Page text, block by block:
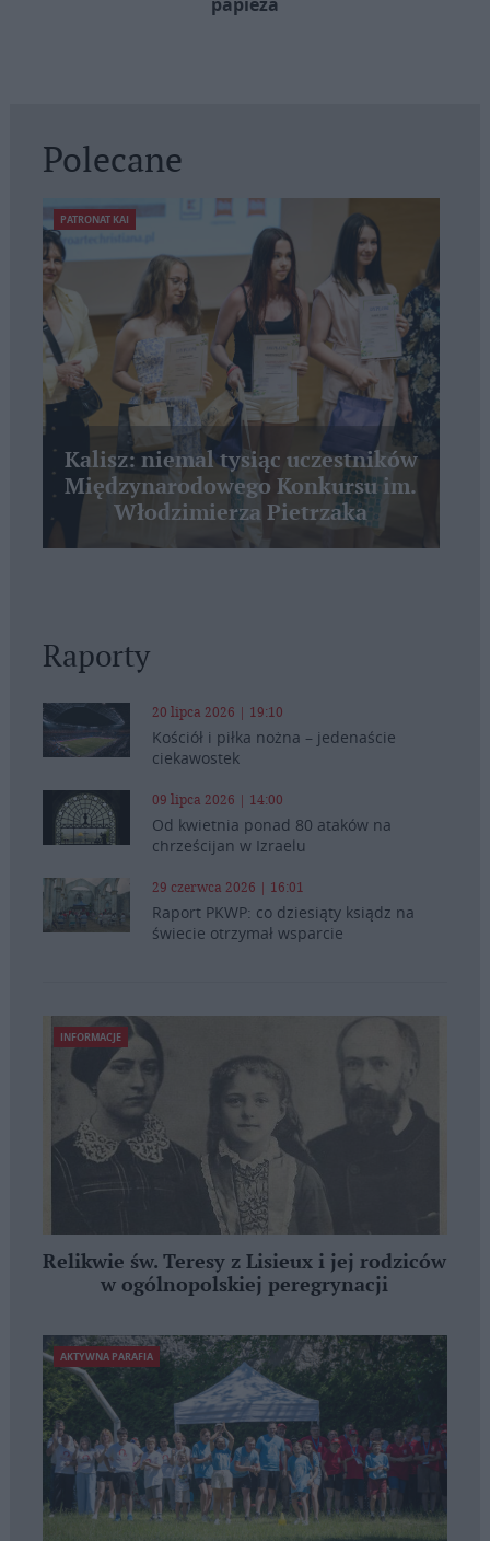
Polecane
PATRONAT KAI
Kalisz: niemal tysiąc uczestników
Międzynarodowego Konkursu im.
Włodzimierza Pietrzaka
Raporty
20 lipca 2026 | 19:10
Kościół i piłka nożna – jedenaście
ciekawostek
09 lipca 2026 | 14:00
Od kwietnia ponad 80 ataków na
chrześcijan w Izraelu
29 czerwca 2026 | 16:01
Raport PKWP: co dziesiąty ksiądz na
świecie otrzymał wsparcie
INFORMACJE
Relikwie św. Teresy z Lisieux i jej rodziców
w ogólnopolskiej peregrynacji
AKTYWNA PARAFIA